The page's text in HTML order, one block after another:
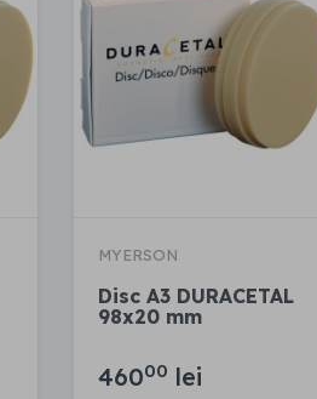
MYERSON
Disc A3 DURACETAL
98x20 mm
46000 lei